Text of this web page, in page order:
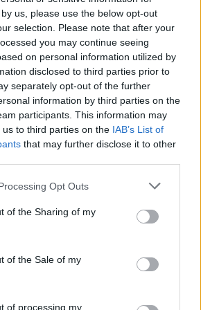
us, please use the below opt-out
selection. Please note that after your
you may continue seeing
on personal information utilized by
disclosed to third parties prior to
separately opt-out of the further
information by third parties on the
participants. This information may
to third parties on the IAB’s List of
that may further disclose it to other
Opt Outs
of the Sharing of my
of the Sale of my
of processing my
miután a minőség‑ellenőrzés során
palackok töltési tömege a
fölé kerülhetett.
4. 09:47
kényszerülhetnek a
az energiaválság miatt:
lassulhat be?
energiaárak miatt a
szolgáltatók a mobil- és
korlátozására
29. 15:28
nyert a Mol,
fizethet déli szomszédunk
kezdeményez
vita rendezése érdekében.